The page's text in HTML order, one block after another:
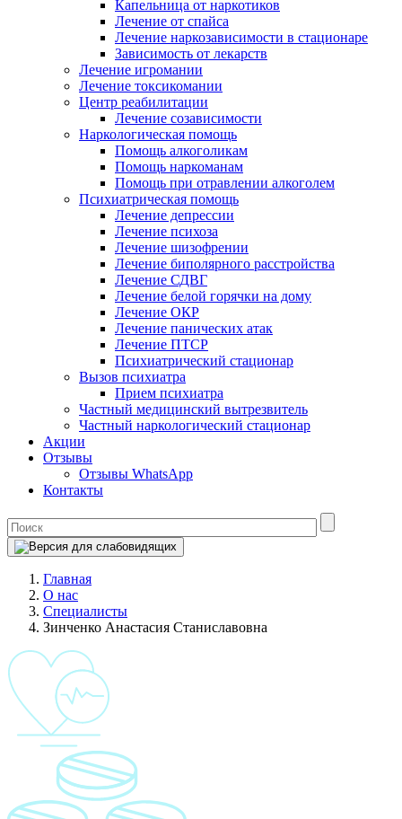
Капельница от наркотиков
Лечение от спайса
Лечение наркозависимости в стационаре
Зависимость от лекарств
Лечение игромании
Лечение токсикомании
Центр реабилитации
Лечение созависимости
Наркологическая помощь
Помощь алкоголикам
Помощь наркоманам
Помощь при отравлении алкоголем
Психиатрическая помощь
Лечение депрессии
Лечение психоза
Лечение шизофрении
Лечение биполярного расстройства
Лечение СДВГ
Лечение белой горячки на дому
Лечение ОКР
Лечение панических атак
Лечение ПТСР
Психиатрический стационар
Вызов психиатра
Прием психиатра
Частный медицинский вытрезвитель
Частный наркологический стационар
Акции
Отзывы
Отзывы WhatsApp
Контакты
Главная
О нас
Специалисты
Зинченко Анастасия Станиславовна